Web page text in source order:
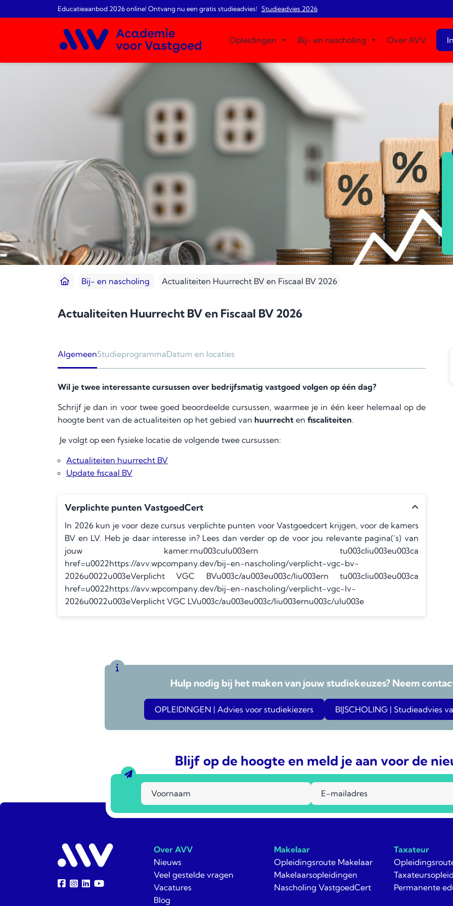
Educatieaanbod 2026 online! Ontvang nu een gratis studieadvies! Studieadvies 2026
Opleidingen Bij- en nascholing Over AVV
Bij- en nascholing Actualiteiten Huurrecht BV en Fiscaal BV 2026
Actualiteiten Huurrecht BV en Fiscaal BV 2026
AlgemeenStudieprogrammaDatum en locaties
Wil je twee interessante cursussen over bedrijfsmatig vastgoed volgen op één dag?
Schrijf je dan in voor twee goed beoordeelde cursussen, waarmee je in één keer helemaal op de
hoogte bent van de actualiteiten op het gebied van huurrecht en fiscaliteiten.
Je volgt op een fysieke locatie de volgende twee cursussen:
Actualiteiten huurrecht BV
Update fiscaal BV
Verplichte punten VastgoedCert
In 2026 kun je voor deze cursus verplichte punten voor Vastgoedcert krijgen, voor de kamers
BV en LV. Heb je daar interesse in? Lees dan verder op de voor jou relevante pagina(’s) van
jouw kamer:rnu003culu003ern tu003cliu003eu003ca
href=u0022https://avv.wpcompany.dev/bij-en-nascholing/verplicht-vgc-bv-
2026u0022u003eVerplicht VGC BVu003c/au003eu003c/liu003ern tu003cliu003eu003ca
href=u0022https://avv.wpcompany.dev/bij-en-nascholing/verplicht-vgc-lv-
2026u0022u003eVerplicht VGC LVu003c/au003eu003c/liu003ernu003c/ulu003e
Hulp nodig bij het maken van jouw studiekeuzes? Neem
OPLEIDINGEN | Advies voor studiekiezers BIJSCHOLING | Studieadvies
Blijf op de hoogte en meld je aan voor de
Over AVV
Nieuws
Veel gestelde vragen
Vacatures
Blog
Makelaar
Opleidingsroute Makelaar
Makelaarsopleidingen
Nascholing VastgoedCert
Taxateur
Permanente